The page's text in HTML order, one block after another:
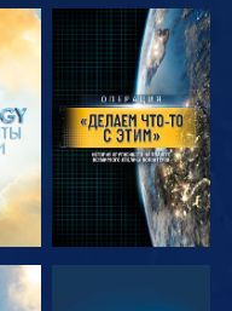
СМОТРЕТЬ